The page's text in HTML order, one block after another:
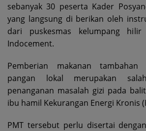
sebanyak 30 peserta Kader
yang langsung di berikan oleh
dari puskesmas kelumpang
Indocement.
Pemberian makanan tambahan
pangan lokal merupakan
penanganan masalah gizi pada
ibu hamil Kekurangan Energi Kronis
PMT tersebut perlu disertai